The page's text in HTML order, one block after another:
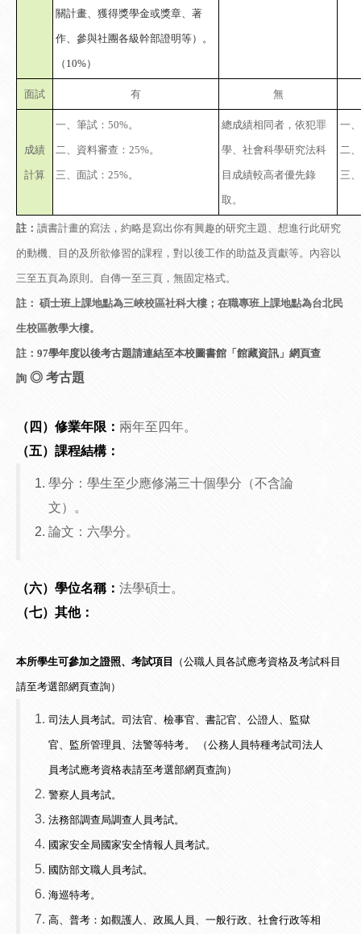
關計畫、獲得獎學金或獎章、著
作、參與社團各級幹部證明等）。
（10%）
面試 有 無
成績
計算
一、筆試：50%。
二、資料審查：25%。
三、面試：25%。
總成績相同者，依犯罪
學、社會科學研究法科
目成績較高者優先錄
取。
一
二
三
註： 讀書計畫的寫法，約略是寫出你有興趣的研究主題、想進行此研究
的動機、目的及所欲修習的課程，對以後工作的助益及貢獻等。內容以
三至五頁為原則。自傳一至三頁，無固定格式。
註： 碩士班上課地點為三峽校區社科大樓；在職專班上課地點為台北民
生校區教學大樓。
註： 97學年度以後考古題請連結至本校圖書館「館藏資訊」網頁查
詢 ◎ 考古題
（四）修業年限： 兩年至四年。
（五）課程結構：
學分：學生至少應修滿三十個學分（不含論
文）。
論文：六學分。
（六）學位名稱： 法學碩士。
（七）其他：
本所學生可參加之證照、考試項目 （公職人員各試應考資格及考試科目
請至考選部網頁查詢）
司法人員考試。司法官、檢事官、書記官、公證人、監獄
官、監所管理員、法警等特考。 （公務人員特種考試司法人
員考試應考資格表請至考選部網頁查詢）
警察人員考試。
法務部調查局調查人員考試。
國家安全局國家安全情報人員考試。
國防部文職人員考試。
海巡特考。
高、普考：如觀護人、政風人員、一般行政、社會行政等相